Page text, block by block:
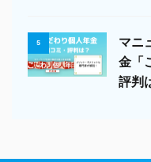
5
マニ
金「
評判